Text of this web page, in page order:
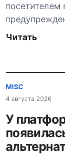
посетителем
Читать
MISC
4 августа 2026
У